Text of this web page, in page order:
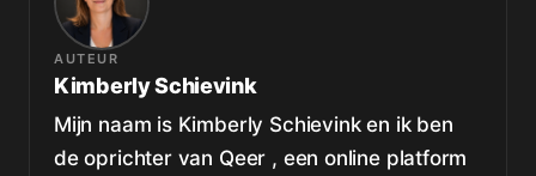
AUTEUR
Kimberly Schievink
Mijn naam is Kimberly Schievink en ik ben
de oprichter van Qeer , een online platform